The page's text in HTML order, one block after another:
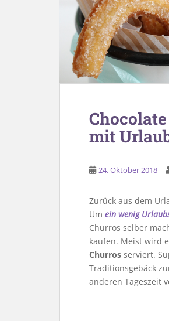
mit
24. Oktober 2018
Zurück aus dem
Um ein wenig
Churros selber
kaufen. Meist wird
Churros serviert.
Traditionsgebäck
anderen Tageszeit